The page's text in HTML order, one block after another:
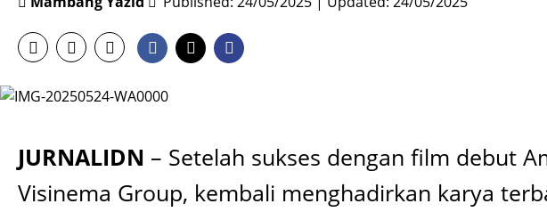
JURNALIDN – Setelah sukses dengan film debut
Visinema Group, kembali menghadirkan karya